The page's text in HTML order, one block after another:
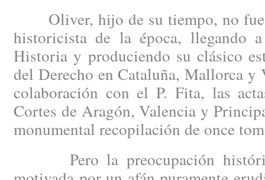
Oliver, hijo de su tiempo, no fue
historicista de la época, llegando
Historia y produciendo su clásico
del Derecho en Cataluña, Mallorca y
colaboración con el P. Fita, las
Cortes de Aragón, Valencia y
monumental recopilación de once
Pero la preocupación